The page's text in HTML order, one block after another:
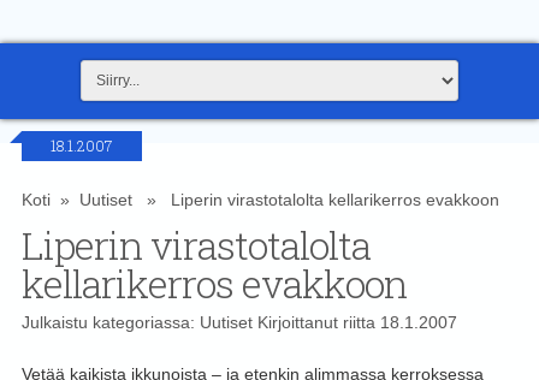
18.1.2007
Koti» Uutiset» Liperin virastotalolta kellarikerros evakkoon
Liperin virastotalolta
kellarikerros evakkoon
Julkaistu kategoriassa: UutisetKirjoittanut riitta18.1.2007
Vetää kaikista ikkunoista – ja etenkin alimmassa kerroksessa